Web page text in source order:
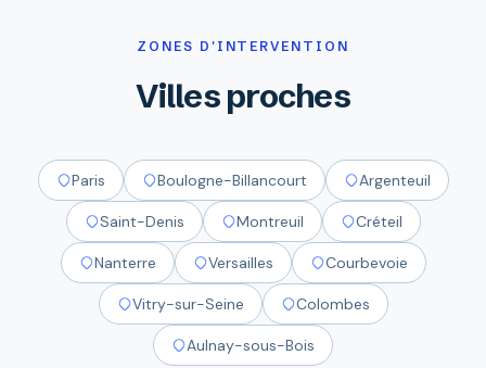
ZONES D'INTERVENTION
Villes proches
Paris Boulogne-Billancourt Argenteuil
Saint-Denis Montreuil Créteil
Nanterre Versailles Courbevoie
Vitry-sur-Seine Colombes
Aulnay-sous-Bois